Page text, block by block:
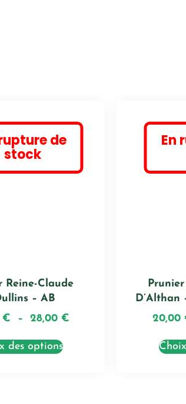
de
stock
Reine-Claude
– AB
€ – 28,00 €
des options
En
D’Althan
20,00